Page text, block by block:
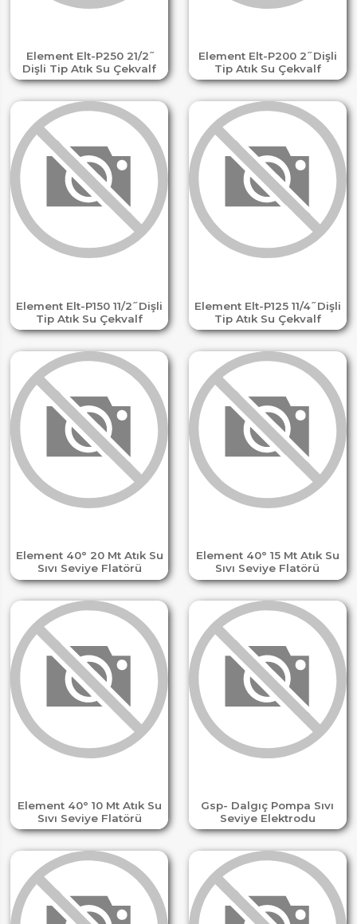
Element Elt-P250 21/2 ̋
Dişli Tip Atık Su Çekvalf
Element Elt-P200 2 ̋ Dişli
Tip Atık Su Çekvalf
Element Elt-P150 11/2 ̋ Dişli
Tip Atık Su Çekvalf
Element Elt-P125 11/4 ̋ Dişli
Tip Atık Su Çekvalf
Element 40° 20 Mt Atık Su
Sıvı Seviye Flatörü
Element 40° 15 Mt Atık Su
Sıvı Seviye Flatörü
Element 40° 10 Mt Atık Su
Sıvı Seviye Flatörü
Gsp- Dalgıç Pompa Sıvı
Seviye Elektrodu